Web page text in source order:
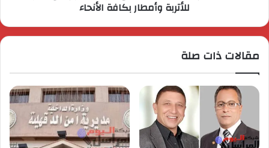
للأتربة وأمطار بكافة الأنحاء
مقالات ذات صلة